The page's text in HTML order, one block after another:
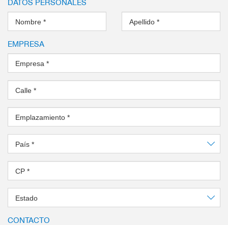
Nombre * Apellido *
EMPRESA
Empresa *
Calle *
Emplazamiento *
País *
CP *
Estado
CONTACTO